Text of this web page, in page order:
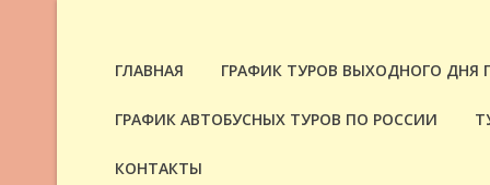
ГЛАВНАЯ ГРАФИК ТУРОВ ВЫХОДНОГО ДНЯ
ГРАФИК АВТОБУСНЫХ ТУРОВ ПО РОССИИ
КОНТАКТЫ